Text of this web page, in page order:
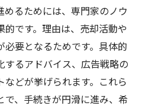
るためには、専門家のノウ
です。理由は、売却活動や
要となるためです。具体的
するアドバイス、広告戦略の
どが挙げられます。これら
、手続きが円滑に進み、希